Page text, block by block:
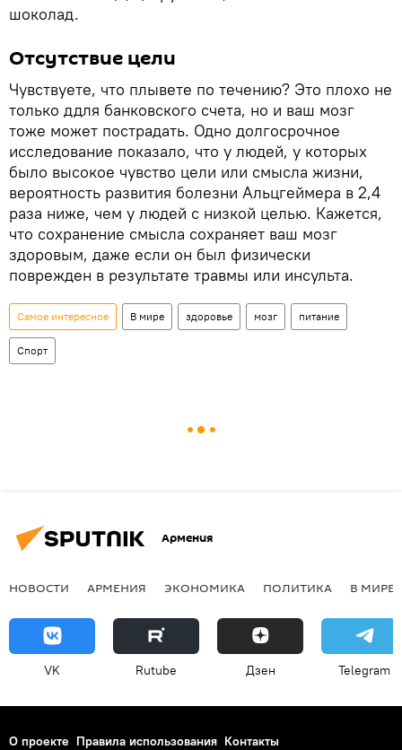
шоколад.
Отсутствие цели
Чувствуете, что плывете по течению? Это плохо не
только ддля банковского счета, но и ваш мозг
тоже может пострадать. Одно долгосрочное
исследование показало, что у людей, у которых
было высокое чувство цели или смысла жизни,
вероятность развития болезни Альцгеймера в 2,4
раза ниже, чем у людей с низкой целью. Кажется,
что сохранение смысла сохраняет ваш мозг
здоровым, даже если он был физически
поврежден в результате травмы или инсульта.
Самое интересное В мире здоровье мозг питание
Спорт
Армения
НОВОСТИ АРМЕНИЯ ЭКОНОМИКА ПОЛИТИКА В МИРЕ
VK Rutube Дзен Telegram
О проекте Правила использования Контакты